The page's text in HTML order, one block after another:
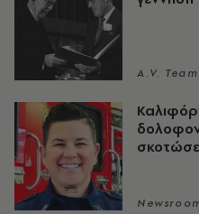
A.V. Team